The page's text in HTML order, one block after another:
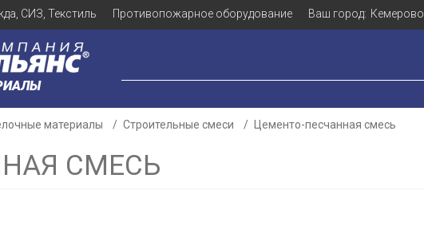
СИЗ, Текстиль Противопожарное оборудование Ваш город: Кемерово
материалы Строительные смеси Цементо-песчанная смесь
СМЕСЬ